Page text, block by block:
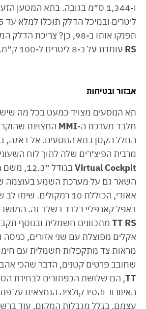
תפנקו אותו ב-98, כן? צריכת הדלק הממוצעת של ה-
RS עומדת על כ-8 ליטרים ל-100 ק״מ.
אבזור ובטיחות
תא הנוסעים מצויד כמעט בכל מה שיש
מלבד מערכת ה-MMI המצוינת
החלל הקטן בתא הנוסעים. אל דאגה,
מרבית הפיצ׳רים שלה לתוך לוח
Virtual Cockpit
בגודל
אאודי, הכוללת 10 רמקולים. שימו לב שה-
באפל קארפליי בלבד בשלב זה.
TT RS מתכוונים חשמלית ובנוסף
אקלים מפוצלת עם שני אזורים,
מראות צד מתקפלות חשמלית עם
שחובב פרטים קטנים, הדבר שהכי
TT, הם שלושת הכפתורים לבחירת
האיוורור והסירקולציה הנמצאים על
עצמם, בגלל מגבלות המקום. עוד